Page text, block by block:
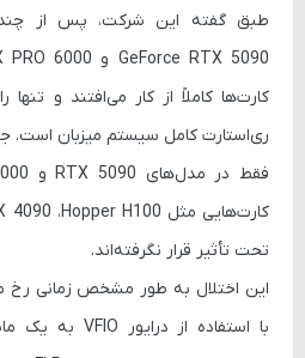
طبق گفته این شرکت، پس از چند
GeForce RTX 5090 و PRO 6000
کارت‌ها کاملاً از کار می‌افتند و تنها
ری‌استارت کامل سیستم میزبان است.
تحت تأثیر قرار نگرفته‌اند.
این اختلال به طور مشخص زمانی رخ
با استفاده از درایور VFIO به یک